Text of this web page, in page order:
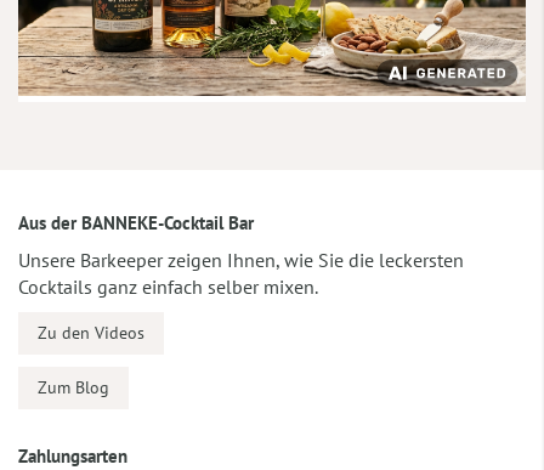
Aus der BANNEKE-Cocktail Bar
Unsere Barkeeper zeigen Ihnen, wie Sie die leckersten
Cocktails ganz einfach selber mixen.
Zu den Videos
Zum Blog
Zahlungsarten